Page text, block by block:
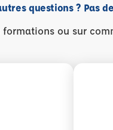
questions ? Pas
ou sur